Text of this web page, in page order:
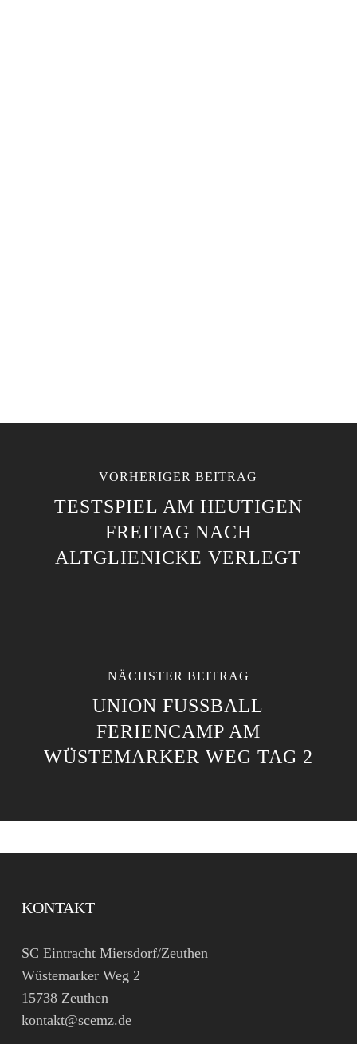
VORHERIGER BEITRAG
TESTSPIEL AM HEUTIGEN
FREITAG NACH
ALTGLIENICKE VERLEGT
NÄCHSTER BEITRAG
UNION FUSSBALL
FERIENCAMP AM
WÜSTEMARKER WEG TAG 2
KONTAKT
SC Eintracht Miersdorf/Zeuthen
Wüstemarker Weg 2
15738 Zeuthen
kontakt@scemz.de